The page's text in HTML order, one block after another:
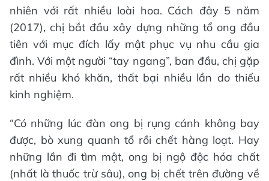
nhiên với rất nhiều loài hoa. Cách đây 5 năm
(2017), chị bắt đầu xây dựng những tổ ong đầu
tiên với mục đích lấy mật phục vụ nhu cầu gia
đình. Với một người “tay ngang”, ban đầu, chị gặp
rất nhiều khó khăn, thất bại nhiều lần do thiếu
kinh nghiệm.
“Có những lúc đàn ong bị rụng cánh không bay
được, bò xung quanh tổ rồi chết hàng loạt. Hay
những lần đi tìm mật, ong bị ngộ độc hóa chất
(nhất là thuốc trừ sâu), ong bị chết trên đường về